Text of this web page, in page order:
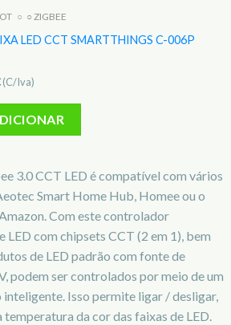
○ ○ ZIGBEE
LED CCT SMARTTHINGS C-006P
(C/Iva)
3.0 CCT LED é compatível com vários
Smart Home Hub, Homee ou o
Com este controlador
LED com chipsets CCT (2 em 1), bem
de LED padrão com fonte de
podem ser controlados por meio de um
Isso permite ligar / desligar,
da cor das faixas de LED.